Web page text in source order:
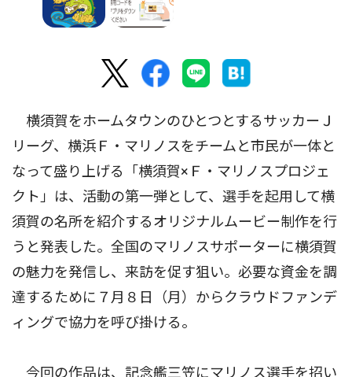
横須賀をホームタウンのひとつとするサッカーＪ
リーグ、横浜Ｆ・マリノスをチームと市民が一体と
なって盛り上げる「横須賀×Ｆ・マリノスプロジェ
クト」は、活動の第一弾として、選手を起用して横
須賀の名所を紹介するオリジナルムービー制作を行
うと発表した。全国のマリノスサポーターに横須賀
の魅力を発信し、来訪を促す狙い。必要な資金を調
達するために７月８日（月）からクラウドファンデ
ィングで協力を呼び掛ける。
今回の作品は、記念艦三笠にマリノス選手を招い